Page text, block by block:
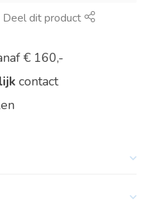
Deel dit product
€ 160,-
contact